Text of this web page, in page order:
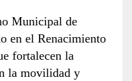
Municipal de
en el Renacimiento
fortalecen la
la movilidad y